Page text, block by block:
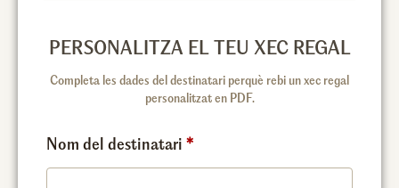
Nom del destinatari *